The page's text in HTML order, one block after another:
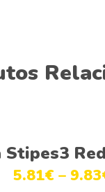
Ver opções
Stipes3
5.81€ – 9.83